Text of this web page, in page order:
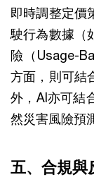
即時調整定價
駛行為數據（
險（Usage-
方面，則可結
外，AI亦可結
然災害風險預
五、合規與